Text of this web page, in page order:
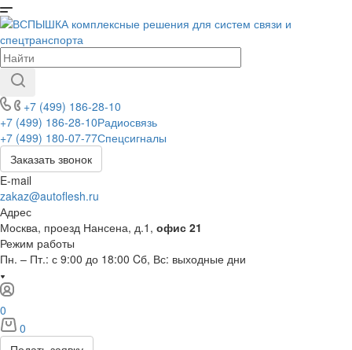
+7 (499) 186-28-10
+7 (499) 186-28-10Радиосвязь
+7 (499) 180-07-77Спецсигналы
Заказать звонок
E-mail
zakaz@autoflesh.ru
Адрес
Москва, проезд Нансена, д.1, офис 21
Режим работы
Пн. – Пт.: с 9:00 до 18:00 Cб, Вс: выходные дни
0
0